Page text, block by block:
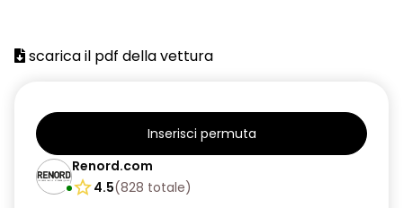
Assistente al parcheggio
Bagagliaio apribile elettricamente
Blind spot assistenza rilevamento angolo cieco
Cerchi in lega
scarica il pdf della vettura
Inserisci permuta
Renord.com
4.5(828 totale)